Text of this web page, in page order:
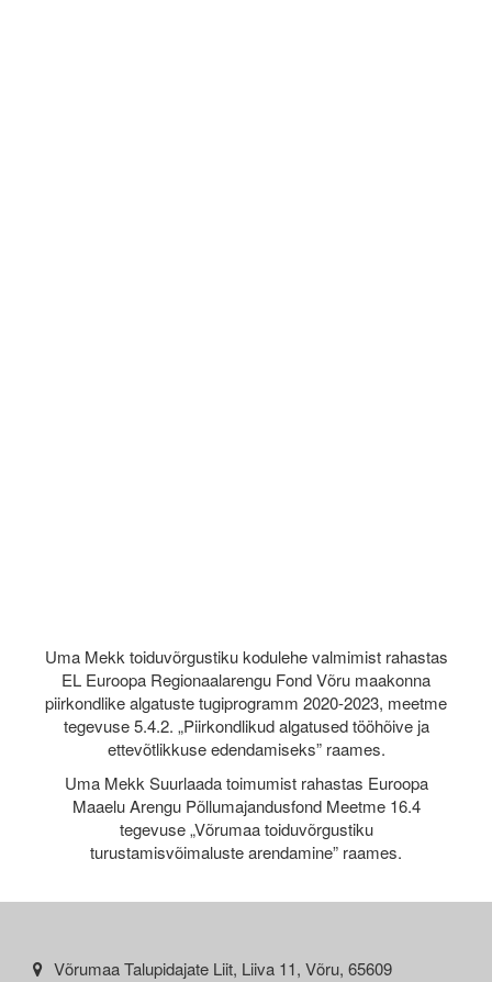
Uma Mekk toiduvõrgustiku kodulehe valmimist rahastas
EL Euroopa Regionaalarengu Fond Võru maakonna
piirkondlike algatuste tugiprogramm 2020-2023, meetme
tegevuse 5.4.2. „Piirkondlikud algatused tööhõive ja
ettevõtlikkuse edendamiseks” raames.
Uma Mekk Suurlaada toimumist rahastas Euroopa
Maaelu Arengu Põllumajandusfond Meetme 16.4
tegevuse „Võrumaa toiduvõrgustiku
turustamisvõimaluste arendamine” raames.
Võrumaa Talupidajate Liit, Liiva 11, Võru, 65609